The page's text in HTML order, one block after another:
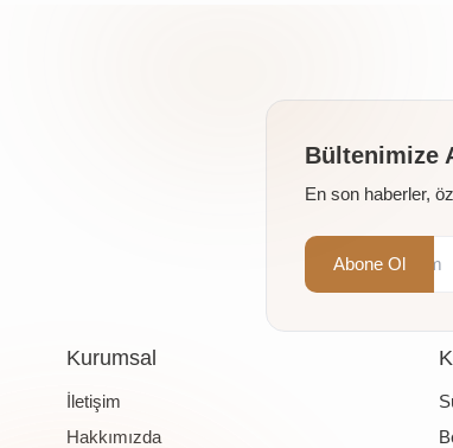
Bültenimize
En son haberler,
Abone Ol
Kurumsal
İletişim
Hakkımızda